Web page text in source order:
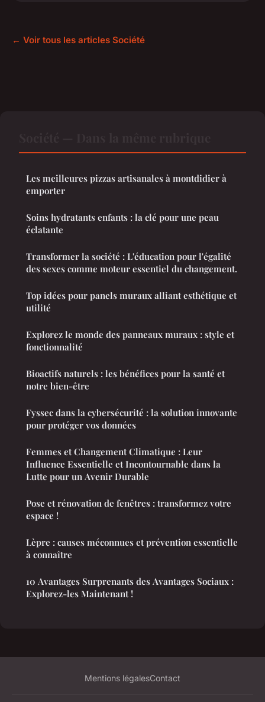
← Voir tous les articles Société
Les meilleures pizzas artisanales à montdidier à
emporter
Soins hydratants enfants : la clé pour une peau
éclatante
Transformer la société : L'éducation pour l'égalité
des sexes comme moteur essentiel du changement.
Top idées pour panels muraux alliant esthétique et
utilité
Explorez le monde des panneaux muraux : style et
fonctionnalité
Bioactifs naturels : les bénéfices pour la santé et
notre bien-être
Fyssec dans la cybersécurité : la solution innovante
pour protéger vos données
Femmes et Changement Climatique : Leur
Influence Essentielle et Incontournable dans la
Lutte pour un Avenir Durable
Pose et rénovation de fenêtres : transformez votre
espace !
Lèpre : causes méconnues et prévention essentielle
à connaître
10 Avantages Surprenants des Avantages Sociaux :
Explorez-les Maintenant !
Mentions légalesContact